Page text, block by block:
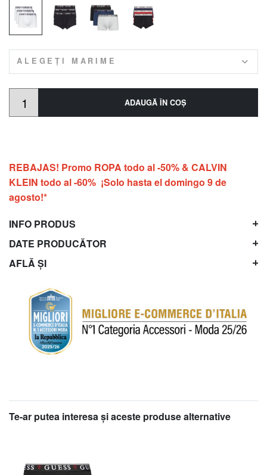
ALEGEȚI MARIME
ADAUGĂ ÎN COŞ
REBAJAS! Promo ROPA todo al -50% & CALVIN
KLEIN todo al -60% ¡Solo hasta el domingo 9 de
agosto!*
INFO PRODUS
DATE PRODUCĂTOR
AFLĂ ȘI
Te-ar putea interesa şi aceste produse alternative